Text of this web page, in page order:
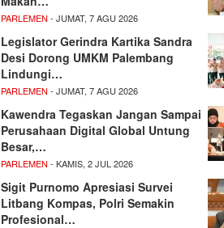
PARLEMEN - JUMAT, 7 AGU 2026
Legislator Gerindra Kartika Sandra
Desi Dorong UMKM Palembang
Lindungi…
PARLEMEN - JUMAT, 7 AGU 2026
Kawendra Tegaskan Jangan Sampai
Perusahaan Digital Global Untung
Besar,…
PARLEMEN - KAMIS, 2 JUL 2026
Sigit Purnomo Apresiasi Survei
Litbang Kompas, Polri Semakin
Profesional…